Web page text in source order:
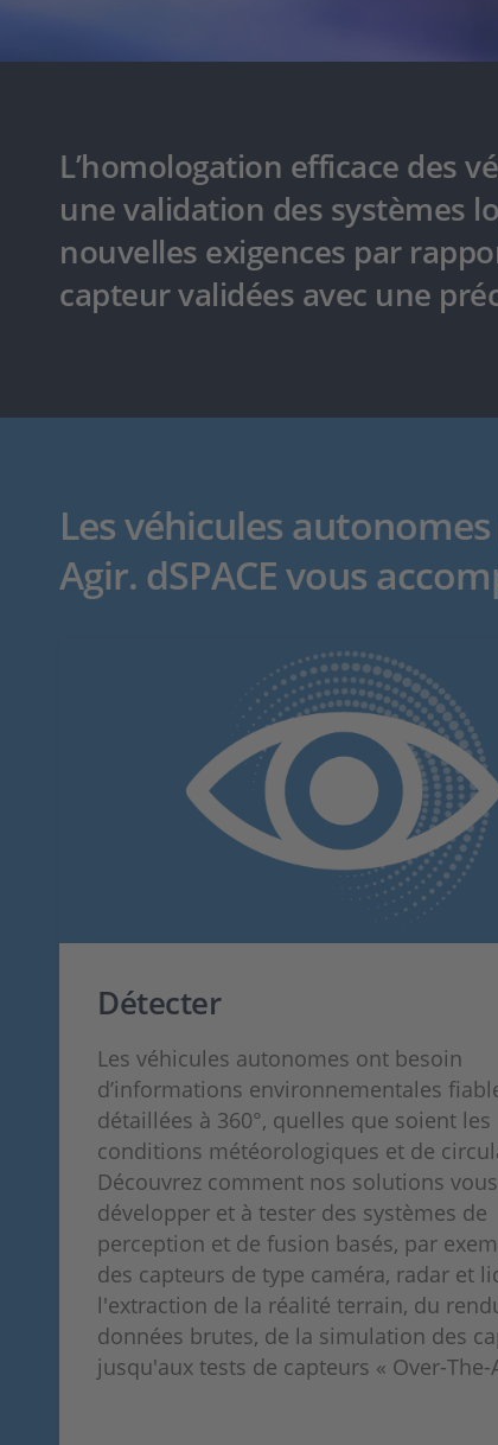
L’homologation efficace des
une validation des systèmes
nouvelles exigences par
capteur validées avec une
Les véhicules
Agir. dSPACE vous
Détecter
Les véhicules autonomes ont besoin
d’informations environnementales
détaillées à 360°, quelles que soient les
conditions météorologiques et de
Découvrez comment nos solutions
développer et à tester des systèmes de
perception et de fusion basés, par
des capteurs de type caméra, radar et
l'extraction de la réalité terrain, du
données brutes, de la simulation des
jusqu'aux tests de capteurs « Over-The-